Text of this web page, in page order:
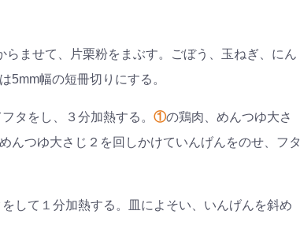
ませて、片栗粉をまぶす。ごぼう、玉ねぎ、にん
5mm幅の短冊切りにする。
タをし、３分加熱する。 ①の鶏肉、めんつゆ大さ
んつゆ大さじ２を回しかけていんげんをのせ、フタ
して１分加熱する。皿によそい、いんげんを斜め